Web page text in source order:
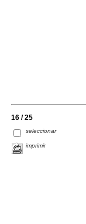
16 / 25
seleccionar
imprimir